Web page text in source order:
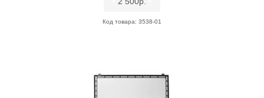
Код товара: 3538-01